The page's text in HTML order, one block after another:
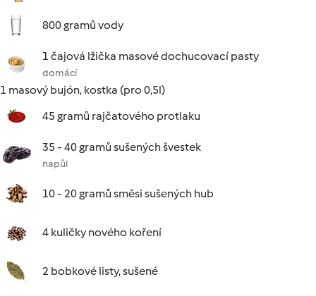
800 gramů vody
1 čajová lžička masové dochucovací pasty
domácí
1 masový bujón, kostka (pro 0,5l)
45 gramů rajčatového protlaku
35 - 40 gramů sušených švestek
napůl
10 - 20 gramů směsi sušených hub
4 kuličky nového koření
2 bobkové listy, sušené